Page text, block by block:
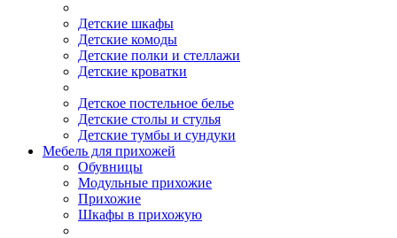
Детские шкафы
Детские комоды
Детские полки и стеллажи
Детские кроватки
Детское постельное белье
Детские столы и стулья
Детские тумбы и сундуки
Мебель для прихожей
Обувницы
Модульные прихожие
Прихожие
Шкафы в прихожую